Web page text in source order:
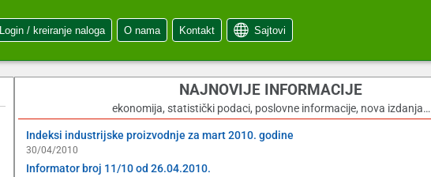
Login / kreiranje naloga O nama Kontakt Sajtovi
NAJNOVIJE INFORMACIJE
ekonomija, statistički podaci, poslovne informacije, nova izdanja…
Indeksi industrijske proizvodnje za mart 2010. godine
30/04/2010
Informator broj 11/10 od 26.04.2010.